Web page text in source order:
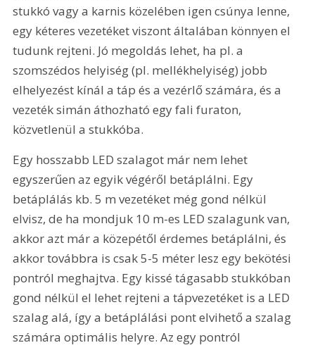
stukkó vagy a karnis közelében igen csúnya lenne,
egy kéteres vezetéket viszont általában könnyen el
tudunk rejteni. Jó megoldás lehet, ha pl. a
szomszédos helyiség (pl. mellékhelyiség) jobb
elhelyezést kínál a táp és a vezérlő számára, és a
vezeték simán áthozható egy fali furaton,
közvetlenül a stukkóba.
Egy hosszabb LED szalagot már nem lehet
egyszerűen az egyik végéről betáplálni. Egy
betáplálás kb. 5 m vezetéket még gond nélkül
elvisz, de ha mondjuk 10 m-es LED szalagunk van,
akkor azt már a közepétől érdemes betáplálni, és
akkor továbbra is csak 5-5 méter lesz egy bekötési
pontról meghajtva. Egy kissé tágasabb stukkóban
gond nélkül el lehet rejteni a tápvezetéket is a LED
szalag alá, így a betáplálási pont elvihető a szalag
számára optimális helyre. Az egy pontról